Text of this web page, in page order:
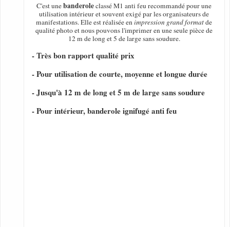
C'est unebanderoleclassé M1 anti feu recommandé pour une
utilisation intérieur et souvent exigé par les organisateurs de
manifestations. Elle est réalisée enimpression grand formatde
qualité photo et nous pouvons l'imprimer en une seule pièce de
12 m de long et 5 de large sans soudure.
- Très bon rapport qualité prix
- Pour utilisation de courte, moyenne et longue durée
- Jusqu'à 12 m de long et 5 m de large sans soudure
- Pour intérieur, banderole ignifugé anti feu